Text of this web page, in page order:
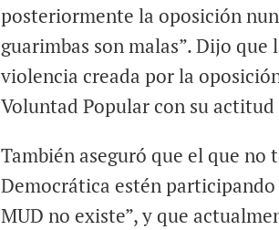
posteriormente la oposición
guarimbas son malas”. Dijo
violencia creada por la
Voluntad Popular con su
También aseguró que el que no
Democrática estén participando
MUD no existe”, y que